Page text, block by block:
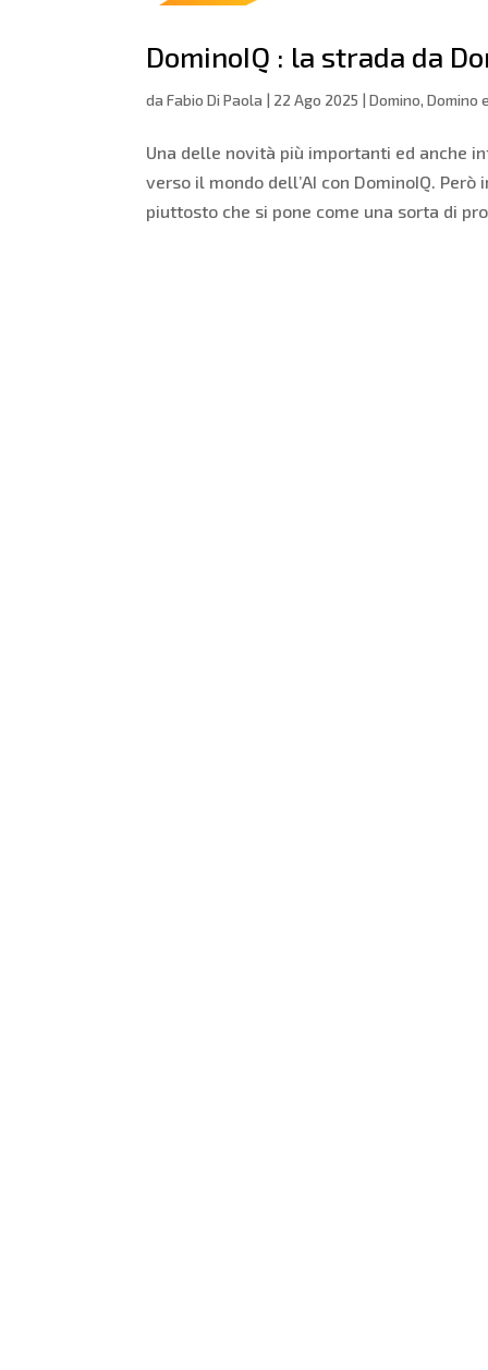
DominoIQ : la strada da
daFabio Di Paola | 22 Ago 2025 |Domino,Domino
Una delle novità più importanti ed anche
verso il mondo dell’AI con DominoIQ.
piuttosto che si pone come una sorta di